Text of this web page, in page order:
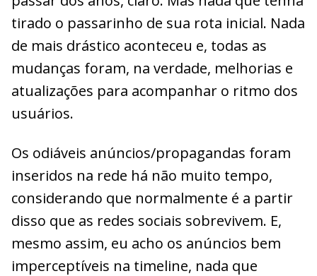
tirado o passarinho de sua rota inicial. Nada
de mais drástico aconteceu e, todas as
mudanças foram, na verdade, melhorias e
atualizações para acompanhar o ritmo dos
usuários.
Os odiáveis anúncios/propagandas foram
inseridos na rede há não muito tempo,
considerando que normalmente é a partir
disso que as redes sociais sobrevivem. E,
mesmo assim, eu acho os anúncios bem
imperceptíveis na timeline, nada que